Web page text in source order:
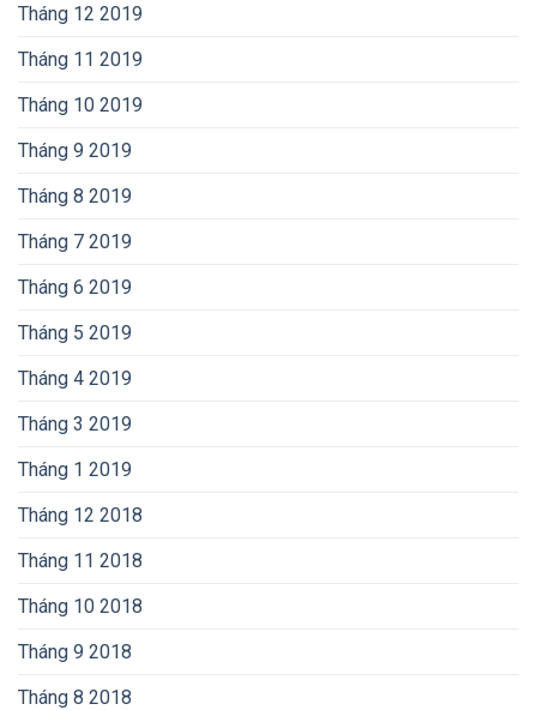
Tháng 12 2019
Tháng 11 2019
Tháng 10 2019
Tháng 9 2019
Tháng 8 2019
Tháng 7 2019
Tháng 6 2019
Tháng 5 2019
Tháng 4 2019
Tháng 3 2019
Tháng 1 2019
Tháng 12 2018
Tháng 11 2018
Tháng 10 2018
Tháng 9 2018
Tháng 8 2018